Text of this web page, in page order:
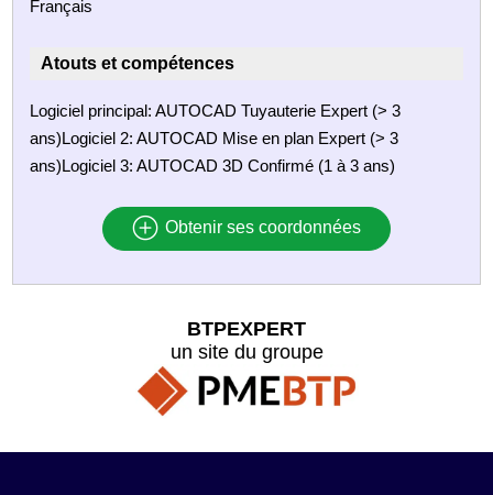
Français
Atouts et compétences
Logiciel principal: AUTOCAD Tuyauterie Expert (> 3
ans)Logiciel 2: AUTOCAD Mise en plan Expert (> 3
ans)Logiciel 3: AUTOCAD 3D Confirmé (1 à 3 ans)
Obtenir ses coordonnées
BTPEXPERT
un site du groupe